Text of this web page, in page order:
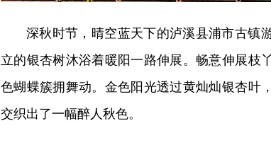
深秋时节，晴空蓝天下的泸溪县浦市古镇
立的银杏树沐浴着暖阳一路伸展。 畅意伸展枝
色蝴蝶簇拥舞动。金色阳光透过黄灿灿银杏叶
交织出了一幅醉人秋色。